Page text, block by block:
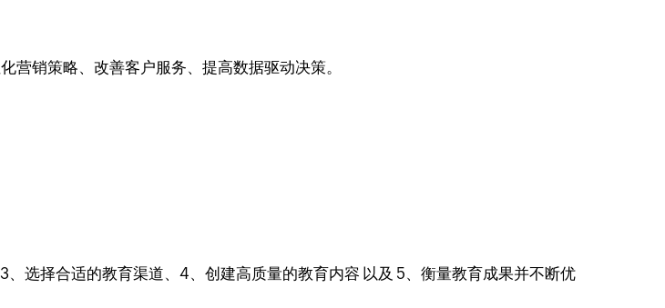
营销策略、改善客户服务、提高数据驱动决策。
选择合适的教育渠道、4、创建高质量的教育内容 以及 5、衡量教育成果并不断优